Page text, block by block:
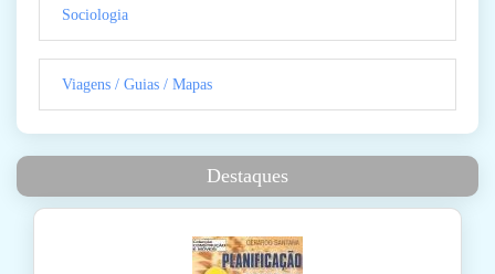
Sociologia
Viagens / Guias / Mapas
Destaques